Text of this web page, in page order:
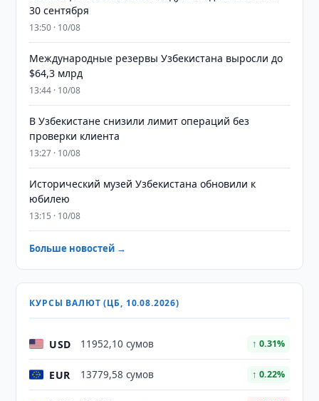
30 сентября
13:50 · 10/08
Международные резервы Узбекистана выросли до
$64,3 млрд
13:44 · 10/08
В Узбекистане снизили лимит операций без
проверки клиента
13:27 · 10/08
Исторический музей Узбекистана обновили к
юбилею
13:15 · 10/08
Больше новостей →
КУРСЫ ВАЛЮТ (ЦБ, 10.08.2026)
USD 11952,10 сумов ↑ 0.31%
EUR 13779,58 сумов ↑ 0.22%